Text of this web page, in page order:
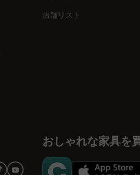
の暮らしに新しいワクワクをもた
店舗リスト
おしゃれな家具を